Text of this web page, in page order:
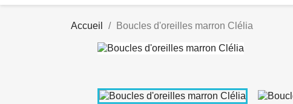
Accueil Boucles d'oreilles marron Clélia